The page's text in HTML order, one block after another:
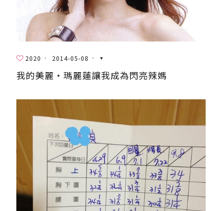
2020 2014-05-08
我的美麗‧瑪麗蓮讓我成為閃亮辣媽